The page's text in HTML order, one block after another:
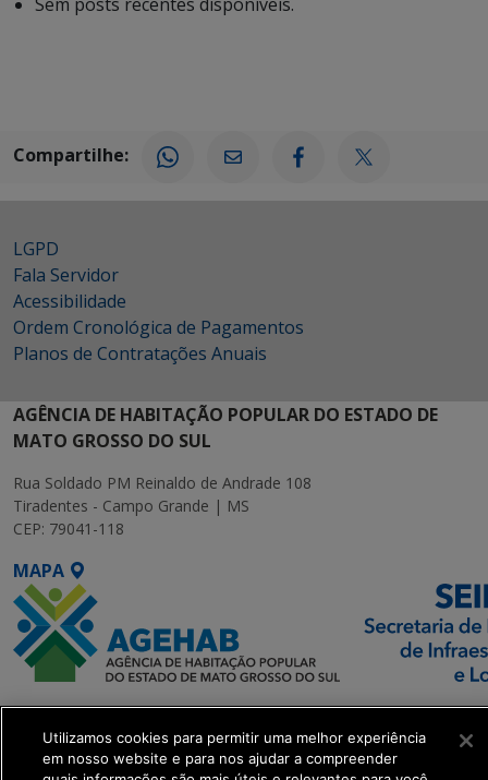
Compartilhe:
LGPD
Fala Servidor
Acessibilidade
Ordem Cronológica de Pagamentos
Planos de Contratações Anuais
AGÊNCIA DE HABITAÇÃO POPULAR DO ESTADO DE
MATO GROSSO DO SUL
Rua Soldado PM Reinaldo de Andrade 108
Tiradentes - Campo Grande | MS
CEP: 79041-118
MAPA
SETDIG | Secretaria-
Executiva de
Transformação Digital
Utilizamos cookies para permitir uma melhor experiência
em nosso website e para nos ajudar a compreender